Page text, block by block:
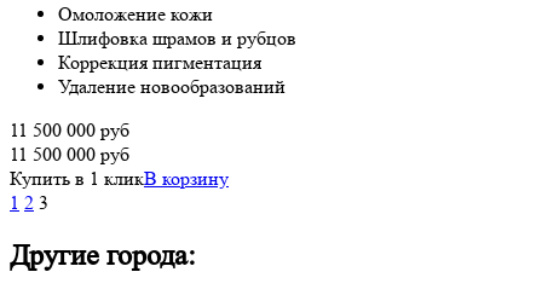
Омоложение кожи
Шлифовка шрамов и рубцов
Коррекция пигментация
Удаление новообразований
11 500 000 руб
11 500 000 руб
Купить в 1 кликВ корзину
1 2 3
Другие города: